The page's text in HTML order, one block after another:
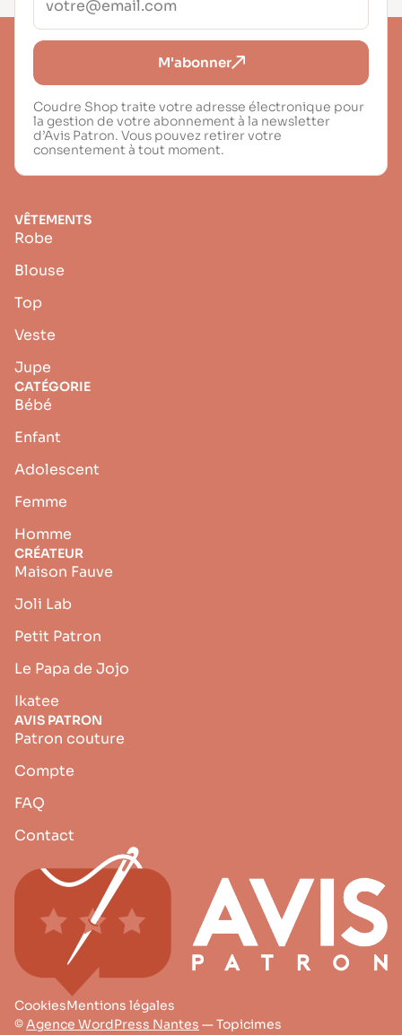
M'abonner
Coudre Shop traite votre adresse électronique pour
la gestion de votre abonnement à la newsletter
d’Avis Patron. Vous pouvez retirer votre
consentement à tout moment.
VÊTEMENTS
Robe
Blouse
Top
Veste
Jupe
CATÉGORIE
Bébé
Enfant
Adolescent
Femme
Homme
CRÉATEUR
Maison Fauve
Joli Lab
Petit Patron
Le Papa de Jojo
Ikatee
AVIS PATRON
Patron couture
Compte
FAQ
Contact
©Agence WordPress Nantes — Topicimes
CookiesMentions légales